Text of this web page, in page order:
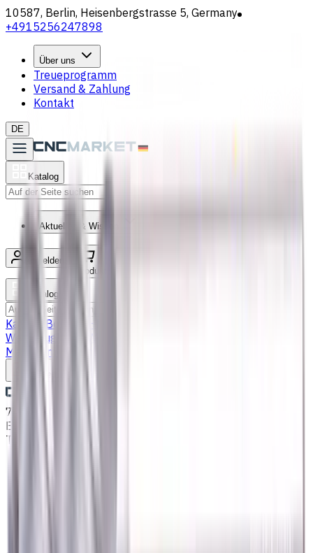
10587, Berlin, Heisenbergstrasse 5, Germany
+4915256247898
Über uns
Treueprogramm
Versand & Zahlung
Kontakt
DE
Katalog
Aktuelles & Wissen
Anmelden
Produktliste
Katalog
Katalog Bohrer VHM Schaftfräsern
Werkzeughalter
Management
7. Aug. 2026, 20:26
Email
Telefon